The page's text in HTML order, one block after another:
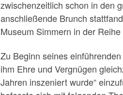
zwischenzeitlich schon in den
anschließende Brunch
Museum Simmern in der
Zu Beginn seines
ihm Ehre und Vergnügen
Jahren inszeniert wurde“